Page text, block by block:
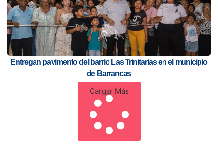
Entregan pavimento del barrio Las Trinitarias en el municipio
de Barrancas
Cargar Más